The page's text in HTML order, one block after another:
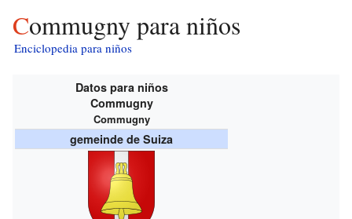
Commugny para niños
Enciclopedia para niños
Datos para niños
Commugny
Commugny
gemeinde de Suiza